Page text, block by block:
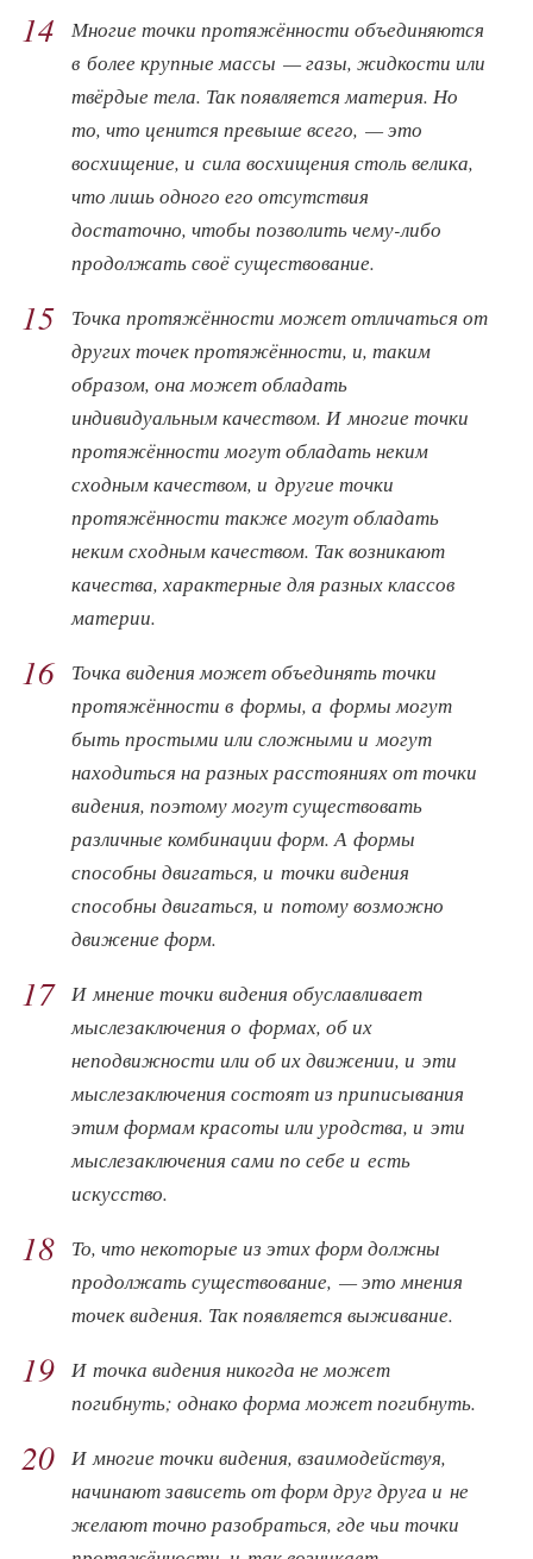
14
Многие точки протяжённости объединяются
в более крупные массы — газы, жидкости или
твёрдые тела. Так появляется материя. Но
то, что ценится превыше всего, — это
восхищение, и сила восхищения столь велика,
что лишь одного его отсутствия
достаточно, чтобы позволить чему-либо
продолжать своё существование.
15
Точка протяжённости может отличаться от
других точек протяжённости, и, таким
образом, она может обладать
индивидуальным качеством. И многие точки
протяжённости могут обладать неким
сходным качеством, и другие точки
протяжённости также могут обладать
неким сходным качеством. Так возникают
качества, характерные для разных классов
материи.
16
Точка видения может объединять точки
протяжённости в формы, а формы могут
быть простыми или сложными и могут
находиться на разных расстояниях от точки
видения, поэтому могут существовать
различные комбинации форм. А формы
способны двигаться, и точки видения
способны двигаться, и потому возможно
движение форм.
17 И мнение точки видения обуславливает
мыслезаключения о формах, об их
неподвижности или об их движении, и эти
мыслезаключения состоят из приписывания
этим формам красоты или уродства, и эти
мыслезаключения сами по себе и есть
искусство.
18
То, что некоторые из этих форм должны
продолжать существование, — это мнения
точек видения. Так появляется выживание.
19
И точка видения никогда не может
погибнуть; однако форма может погибнуть.
20
И многие точки видения, взаимодействуя,
начинают зависеть от форм друг друга и не
желают точно разобраться, где чьи точки